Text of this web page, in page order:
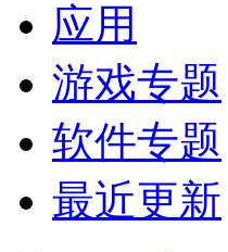
应用
游戏专题
软件专题
最近更新